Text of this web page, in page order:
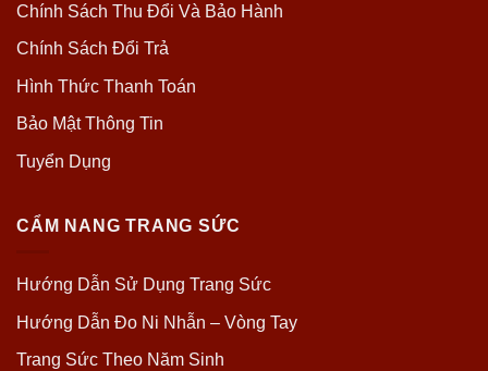
Chính Sách Thu Đổi Và Bảo Hành
Chính Sách Đổi Trả
Hình Thức Thanh Toán
Bảo Mật Thông Tin
Tuyển Dụng
CẨM NANG TRANG SỨC
Hướng Dẫn Sử Dụng Trang Sức
Hướng Dẫn Đo Ni Nhẫn – Vòng Tay
Trang Sức Theo Năm Sinh